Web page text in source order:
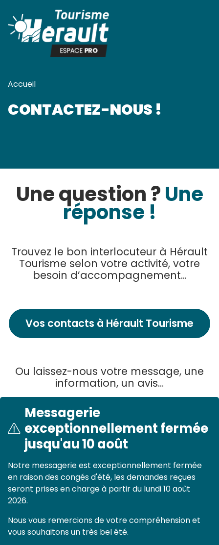
Accueil
CONTACTEZ-NOUS !
Une question ?Une
réponse !
Trouvez le bon interlocuteur à Hérault
Tourisme selon votre activité, votre
besoin d’accompagnement...
Vos contacts à Hérault Tourisme
Ou laissez-nous votre message, une
information, un avis…
Messagerie
exceptionnellement fermée
jusqu'au 10 août
Notre messagerie est exceptionnellement fermée
en raison des congés d'été, les demandes reçues
seront prises en charge à partir du lundi 10 août
2026.
Nous vous remercions de votre compréhension et
vous souhaitons un très bel été.